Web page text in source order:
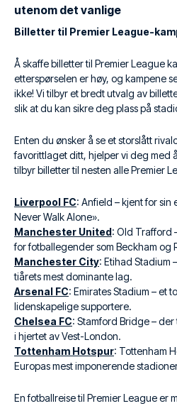
utenom det vanlige
Billetter til Premier League-
Å skaffe billetter til Premier League
etterspørselen er høy, og kampene
ikke! Vi tilbyr et bredt utvalg av
slik at du kan sikre deg plass på
Enten du ønsker å se et storslått
favorittlaget ditt, hjelper vi deg med
tilbyr billetter til nesten alle Premier
Liverpool FC: Anfield – kjent for sin
Never Walk Alone».
Manchester United: Old Trafford
for fotballegender som Beckham og
Manchester City: Etihad Stadium
tiårets mest dominante lag.
Arsenal FC: Emirates Stadium – et
lidenskapelige supportere.
Chelsea FC: Stamford Bridge –
i hjertet av Vest-London.
Tottenham Hotspur: Tottenham
Europas mest imponerende
En fotballreise til Premier League er